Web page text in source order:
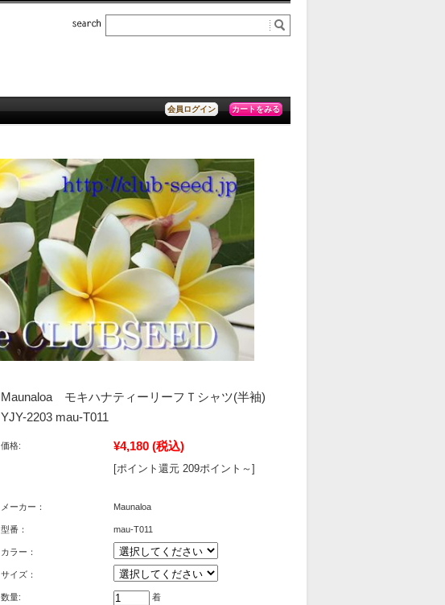
会員ログイン カートをみる
Maunaloa モキハナティーリーフＴシャツ(半袖)
YJY-2203 mau-T011
価格: ¥4,180 (税込)
[ポイント還元 209ポイント～]
メーカー： Maunaloa
型番： mau-T011
カラー：
サイズ：
数量: 着